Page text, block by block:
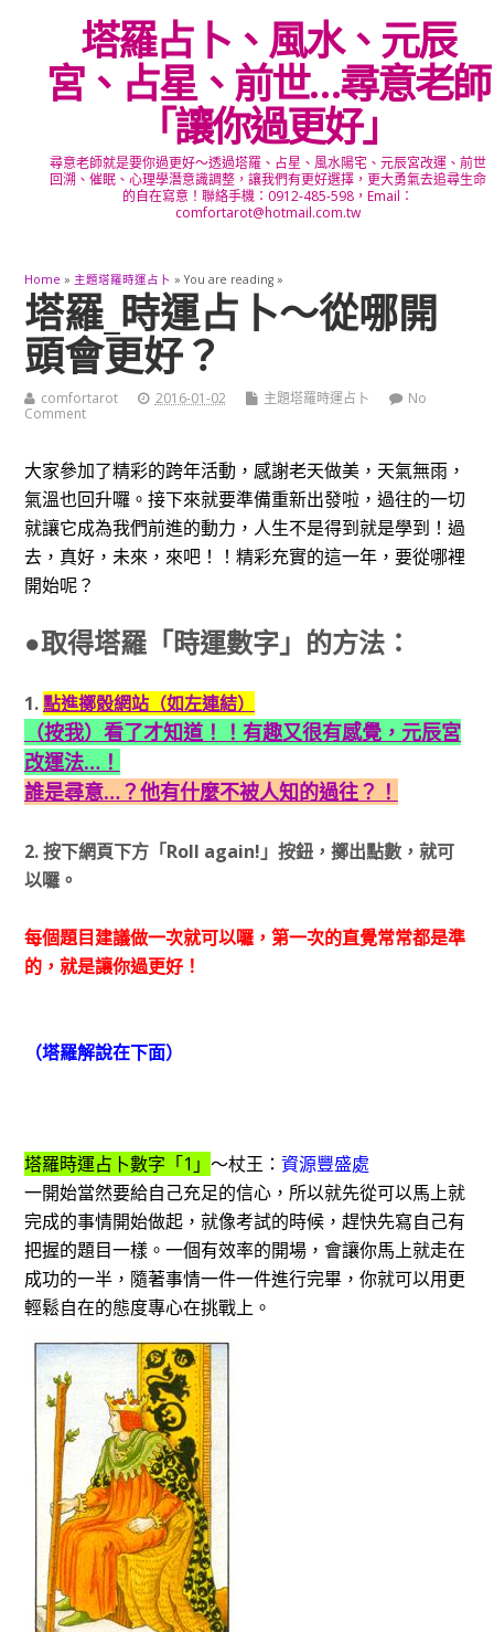
塔羅占卜、風水、元辰
宮、占星、前世…尋意老師
「讓你過更好」
尋意老師就是要你過更好～透過塔羅、占星、風水陽宅、元辰宮改運、前世
回溯、催眠、心理學潛意識調整，讓我們有更好選擇，更大勇氣去追尋生命
的自在寫意！聯絡手機：0912-485-598，Email：
comfortarot@hotmail.com.tw
Home » 主題塔羅時運占卜 » You are reading »
塔羅_時運占卜～從哪開
頭會更好？
comfortarot 2016-01-02 主題塔羅時運占卜
No
Comment
大家參加了精彩的跨年活動，感謝老天做美，天氣無雨，
氣溫也回升囉。接下來就要準備重新出發啦，過往的一切
就讓它成為我們前進的動力，人生不是得到就是學到！過
去，真好，未來，來吧！！精彩充實的這一年，要從哪裡
開始呢？
●取得塔羅「時運數字」的方法：
1.點進擲骰網站（如左連結）
（按我）看了才知道！！有趣又很有感覺，元辰宮
改運法…！
誰是尋意…？他有什麼不被人知的過往？！
2. 按下網頁下方「Roll again!」 按鈕，擲出點數，就可
以囉。
每個題目建議做一次就可以囉，第一次的直覺常常都是準
的，就是讓你過更好！
（塔羅解說在下面）
塔羅時運占卜數字「1」 ～杖王： 資源豐盛處
一開始當然要給自己充足的信心，所以就先從可以馬上就
完成的事情開始做起，就像考試的時候，趕快先寫自己有
把握的題目一樣。一個有效率的開場，會讓你馬上就走在
成功的一半，隨著事情一件一件進行完畢，你就可以用更
輕鬆自在的態度專心在挑戰上。